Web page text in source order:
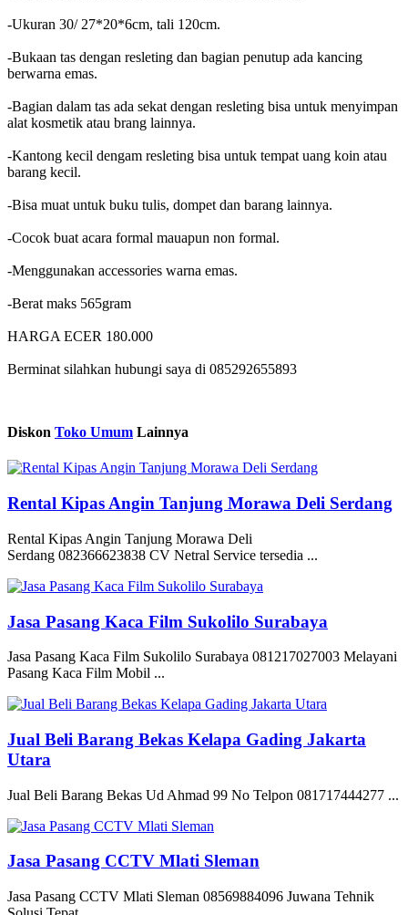
-Ukuran 30/ 27*20*6cm, tali 120cm.
-Bukaan tas dengan resleting dan bagian penutup ada kancing
berwarna emas.
-Bagian dalam tas ada sekat dengan resleting bisa untuk menyimpan
alat kosmetik atau brang lainnya.
-Kantong kecil dengam resleting bisa untuk tempat uang koin atau
barang kecil.
-Bisa muat untuk buku tulis, dompet dan barang lainnya.
-Cocok buat acara formal mauapun non formal.
-Menggunakan accessories warna emas.
-Berat maks 565gram
HARGA ECER 180.000
Berminat silahkan hubungi saya di 085292655893
Diskon Toko Umum Lainnya
Rental Kipas Angin Tanjung Morawa Deli Serdang
Rental Kipas Angin Tanjung Morawa Deli
Serdang 082366623838 CV Netral Service tersedia ...
Jasa Pasang Kaca Film Sukolilo Surabaya
Jasa Pasang Kaca Film Sukolilo Surabaya 081217027003 Melayani
Pasang Kaca Film Mobil ...
Jual Beli Barang Bekas Kelapa Gading Jakarta
Utara
Jual Beli Barang Bekas Ud Ahmad 99 No Telpon 081717444277 ...
Jasa Pasang CCTV Mlati Sleman
Jasa Pasang CCTV Mlati Sleman 08569884096 Juwana Tehnik